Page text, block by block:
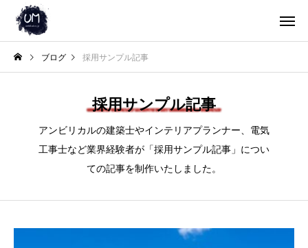
ブログ 採用サンプル記事
採用サンプル記事
アンビリカルの建築士やインテリアプランナー、電気
工事士など業界経験者が「採用サンプル記事」につい
ての記事を制作いたしました。